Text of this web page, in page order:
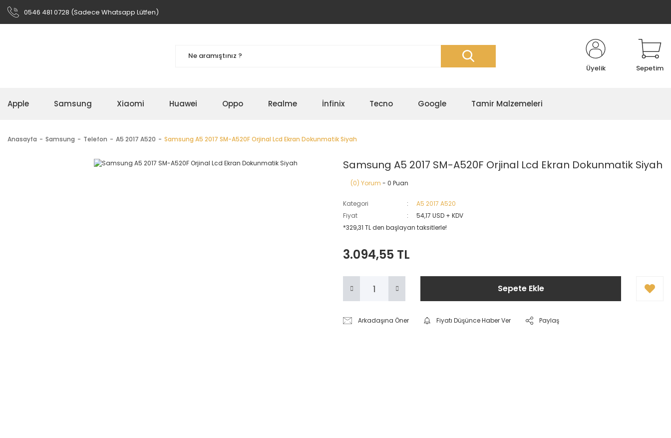
0546 481 0728 (Sadece Whatsapp Lütfen)
Üyelik Sepetim
Apple Samsung Xiaomi Huawei Oppo Realme İnfinix Tecno Google Tamir Malzemeleri
Anasayfa Samsung Telefon A5 2017 A520 Samsung A5 2017 SM-A520F Orjinal Lcd Ekran Dokunmatik Siyah
Samsung A5 2017 SM-A520F Orjinal Lcd Ekran Dokunmatik Siyah
(0) Yorum - 0 Puan
Kategori
A5 2017 A520
Fiyat
54,17 USD + KDV
*329,31 TL den başlayan taksitlerle!
3.094,55 TL
Sepete Ekle
Arkadaşına Öner Fiyatı Düşünce Haber Ver Paylaş